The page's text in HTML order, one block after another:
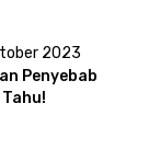
2023
Penyebab